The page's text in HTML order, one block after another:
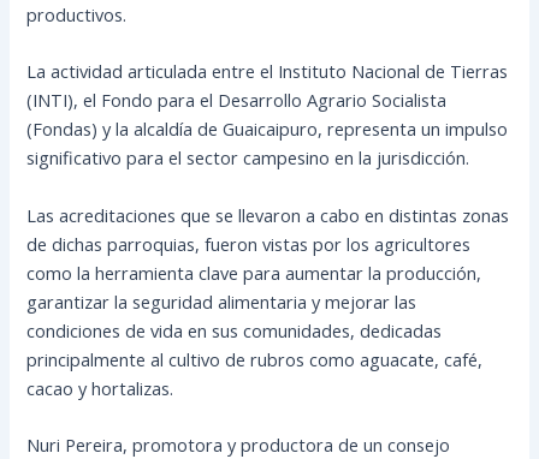
productivos.
La actividad articulada entre el Instituto Nacional de Tierras
(INTI), el Fondo para el Desarrollo Agrario Socialista
(Fondas) y la alcaldía de Guaicaipuro, representa un impulso
significativo para el sector campesino en la jurisdicción.
Las acreditaciones que se llevaron a cabo en distintas zonas
de dichas parroquias, fueron vistas por los agricultores
como la herramienta clave para aumentar la producción,
garantizar la seguridad alimentaria y mejorar las
condiciones de vida en sus comunidades, dedicadas
principalmente al cultivo de rubros como aguacate, café,
cacao y hortalizas.
Nuri Pereira, promotora y productora de un consejo